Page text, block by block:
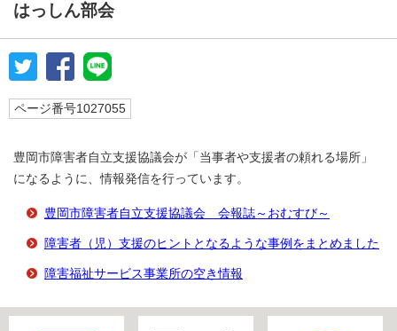
はっしん部会
ページ番号1027055
豊岡市障害者自立支援協議会が「当事者や支援者の頼れる場所」
になるように、情報発信を行っています。
豊岡市障害者自立支援協議会 会報誌～おむすび～
障害者（児）支援のヒントとなるような事例をまとめました
障害福祉サービス事業所の空き情報